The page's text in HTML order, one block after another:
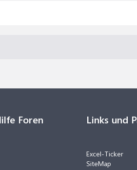
Foren Links und
Excel-Ticker
SiteMap